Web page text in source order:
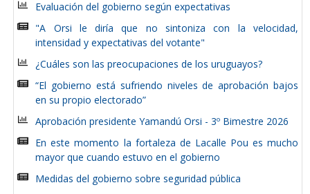
Evaluación del gobierno según expectativas
"A Orsi le diría que no sintoniza con la velocidad,
intensidad y expectativas del votante"
¿Cuáles son las preocupaciones de los uruguayos?
“El gobierno está sufriendo niveles de aprobación bajos
en su propio electorado”
Aprobación presidente Yamandú Orsi - 3º Bimestre 2026
En este momento la fortaleza de Lacalle Pou es mucho
mayor que cuando estuvo en el gobierno
Medidas del gobierno sobre seguridad pública